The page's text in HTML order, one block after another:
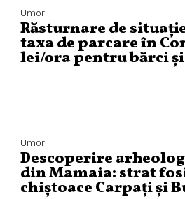
Umor
Răsturnare de
taxa de parcare în
lei/ora pentru bărci
Umor
Descoperire
din Mamaia: strat
chiștoace Carpați și